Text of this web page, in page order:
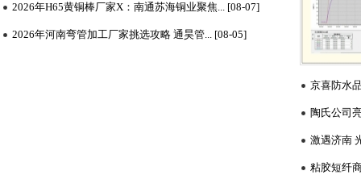
2026年H65黄铜棒厂家X：南通苏海铜业聚焦... [08-07]
2026年河南弯管加工厂家挑选攻略 通昊管... [08-05]
京喜防水
陶氏公司
激遇济南
粘胶短纤